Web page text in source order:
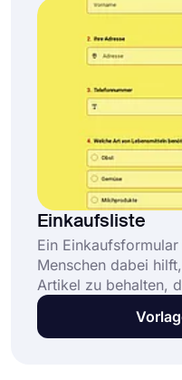
Einkaufsliste
Ein
Menschen dabei
Artikel zu behalten,
kaufen müssen. Es
Liste verschiedener